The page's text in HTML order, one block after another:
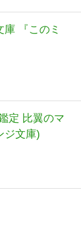
『このミ
定 比翼のマ
ジ文庫)